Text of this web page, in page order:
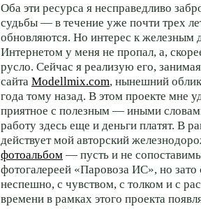
Оба эти ресурса я несправедливо
судьбы — в течение уже почти трех
обновляются. Но интерес к железным
Интернетом у меня не пропал, а,
русло. Сейчас я реализую его,
сайта Modellmix.com, нынешний облик
года тому назад. В этом проекте мне
приятное с полезным — иными
работу здесь еще и деньги платят. В
действует мой авторский
фотоальбом — пусть и не
фотогалереей «Паровоза ИС», но
неспешно, с чувством, с толком и с
времени в рамках этого проекта